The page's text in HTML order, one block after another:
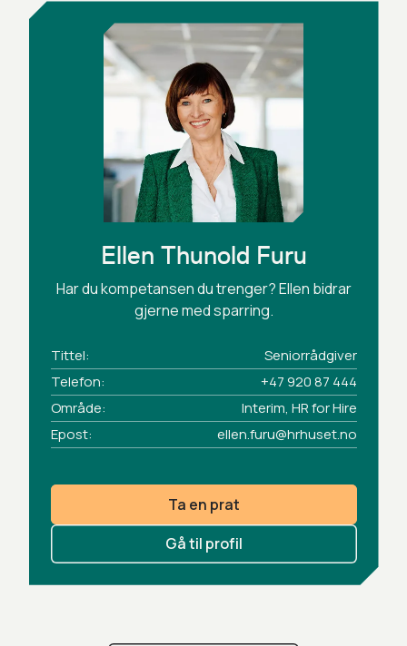
Ellen Thunold Furu
Har du kompetansen du trenger? Ellen bidrar
gjerne med sparring.
Tittel:
Seniorrådgiver
Telefon:
+47 920 87 444
Område:
Interim, HR for Hire
Epost:
ellen.furu@hrhuset.no
Ta en prat
Gå til profil